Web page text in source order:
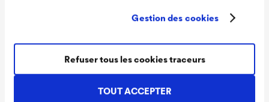
Gestion des cookies
TOUT ACCEPTER
Refuser tous les cookies traceurs
Ready